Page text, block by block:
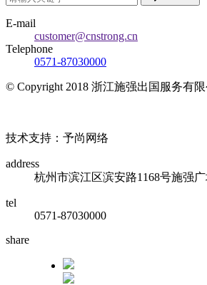
E-mail
customer@cnstrong.cn
Telephone
0571-87030000
© Copyright 2018 浙江施强出国服务有
技术支持：予尚网络
address
杭州市滨江区滨安路1168号施强
tel
0571-87030000
share